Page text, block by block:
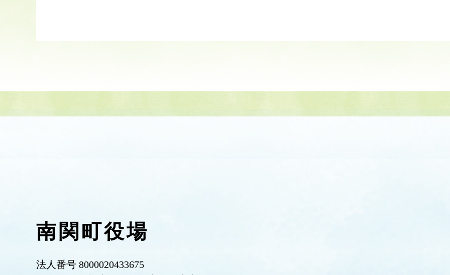
南関町役場
法人番号 8000020433675